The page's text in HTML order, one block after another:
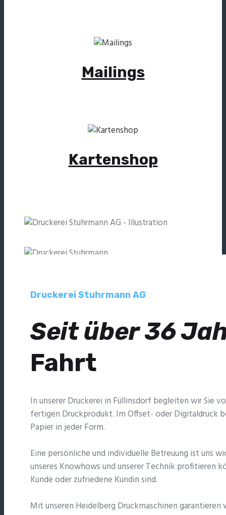
Mailings
Kartenshop
Druckerei Stuhrmann AG
Seit über 36
Fahrt
In unserer Druckerei in Füllinsdorf begleiten wir Sie
fertigen Druckprodukt. Im Offset- oder Digitaldruck
Papier in jeder Form.
Eine persönliche und individuelle Betreuung ist uns
unseres Knowhows und unserer Technik profitieren
Kunde oder zufriedene Kundin sind.
Mit unseren Heidelberg Druckmaschinen